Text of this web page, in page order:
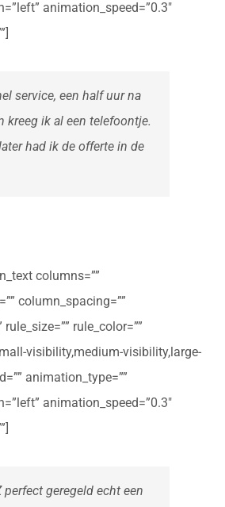
animation_speed=”0.3″
service, een half uur na
kreeg ik al een telefoontje.
had ik de offerte in de
columns=””
column_spacing=””
rule_color=””
visibility,medium-visibility,large-
animation_type=””
animation_speed=”0.3″
perfect geregeld echt een